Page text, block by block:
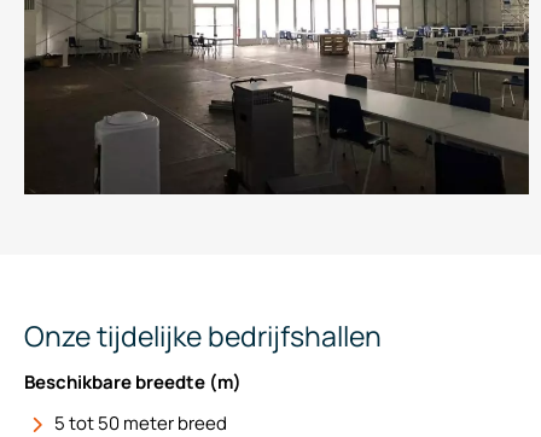
Onze tijdelijke bedrijfshallen
Beschikbare breedte (m)
5 tot 50 meter breed